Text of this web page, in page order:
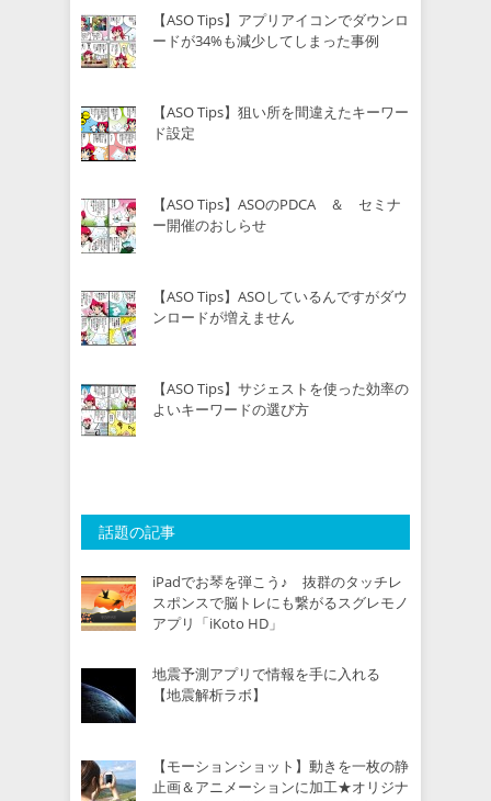
【ASO Tips】アプリアイコンでダウンロ
ードが34%も減少してしまった事例
【ASO Tips】狙い所を間違えたキーワー
ド設定
【ASO Tips】ASOのPDCA ＆ セミナ
ー開催のおしらせ
【ASO Tips】ASOしているんですがダウ
ンロードが増えません
【ASO Tips】サジェストを使った効率の
よいキーワードの選び方
話題の記事
iPadでお琴を弾こう♪ 抜群のタッチレ
スポンスで脳トレにも繋がるスグレモノ
アプリ「iKoto HD」
地震予測アプリで情報を手に入れる
【地震解析ラボ】
【モーションショット】動きを一枚の静
止画＆アニメーションに加工★オリジナ